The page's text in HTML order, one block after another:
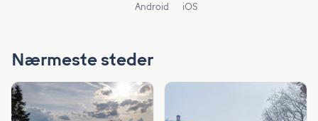
Android iOS
Nærmeste steder